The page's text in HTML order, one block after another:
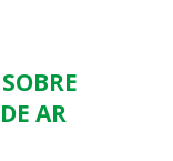
AR